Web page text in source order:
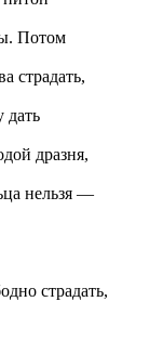
Потом
страдать,
дать
дразня,
нельзя —
страдать,